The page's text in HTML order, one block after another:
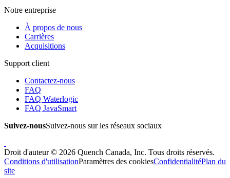
Notre entreprise
À propos de nous
Carrières
Acquisitions
Support client
Contactez-nous
FAQ
FAQ Waterlogic
FAQ JavaSmart
Suivez-nousSuivez-nous sur les réseaux sociaux
Droit d'auteur © 2026 Quench Canada, Inc. Tous droits réservés.
Conditions d'utilisationParamètres des cookiesConfidentialitéPlan du
site